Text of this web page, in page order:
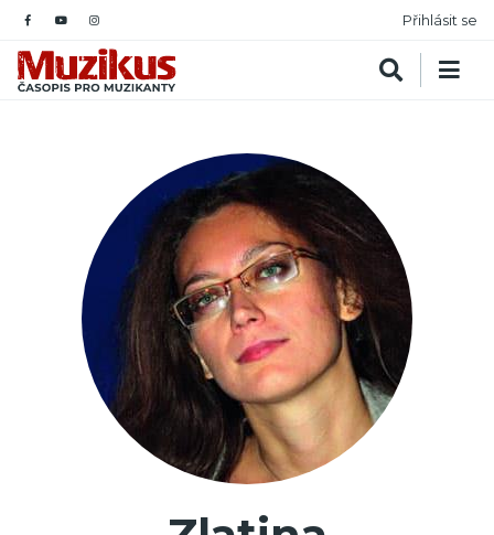
Přihlásit se